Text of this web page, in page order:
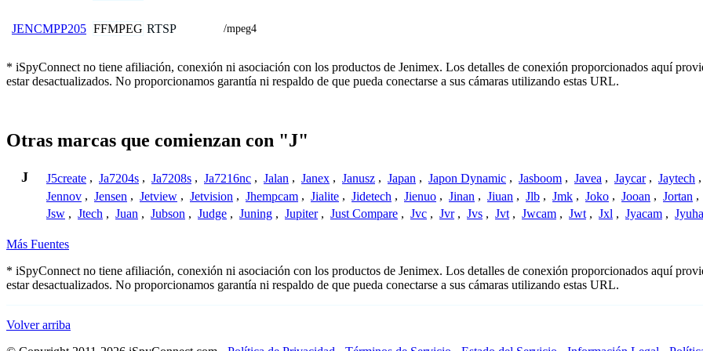
JENCMPP205 FFMPEG RTSP /mpeg4
* iSpyConnect no tiene afiliación, conexión ni asociación con los productos de Jenimex. Los detalles de conexión proporcionados aquí
estar desactualizados. No proporcionamos garantía ni respaldo de que pueda conectarse a sus cámaras utilizando estas URL.
Otras marcas que comienzan con "J"
J J5create , Ja7204s , Ja7208s , Ja7216nc , Jalan , Janex , Janusz , Japan , Japon Dynamic , Jasboom , Javea , Jaycar , Jaytech
Jennov , Jensen , Jetview , Jetvision , Jhempcam , Jialite , Jidetech , Jienuo , Jinan , Jiuan , Jlb , Jmk , Joko , Jooan , Jortan ,
Jsw , Jtech , Juan , Jubson , Judge , Juning , Jupiter , Just Compare , Jvc , Jvr , Jvs , Jvt , Jwcam , Jwt , Jxl , Jyacam , Jyuha
Más Fuentes
* iSpyConnect no tiene afiliación, conexión ni asociación con los productos de Jenimex. Los detalles de conexión proporcionados aquí
estar desactualizados. No proporcionamos garantía ni respaldo de que pueda conectarse a sus cámaras utilizando estas URL.
Volver arriba